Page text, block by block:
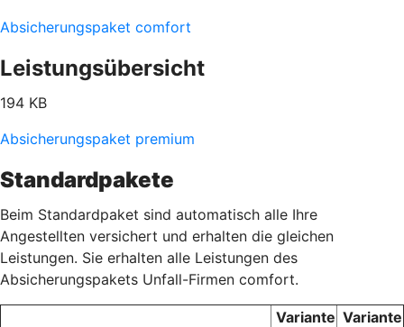
Absicherungspaket comfort
Leistungsübersicht
194 KB
Absicherungspaket premium
Standardpakete
Beim Standardpaket sind automatisch alle Ihre
Angestellten versichert und erhalten die gleichen
Leistungen. Sie erhalten alle Leistungen des
Absicherungspakets Unfall-Firmen comfort.
Variante Variante